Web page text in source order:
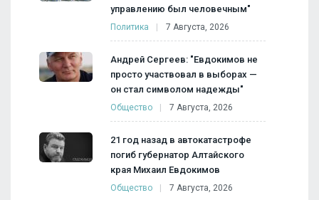
управлению был человечным"
Политика 7 Августа, 2026
Андрей Сергеев: "Евдокимов не
просто участвовал в выборах —
он стал символом надежды"
Общество 7 Августа, 2026
21 год назад в автокатастрофе
погиб губернатор Алтайского
края Михаил Евдокимов
Общество 7 Августа, 2026